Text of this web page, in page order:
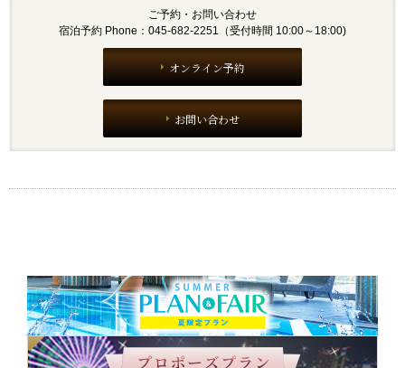
ご予約・お問い合わせ
宿泊予約 Phone：045-682-2251（受付時間 10:00～18:00)
オンライン予約
お問い合わせ